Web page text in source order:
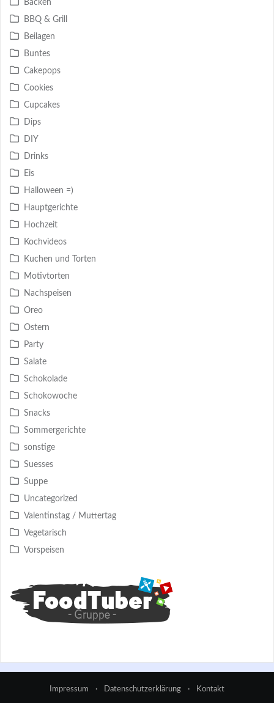
Backen
BBQ & Grill
Beilagen
Buntes
Cakepops
Cookies
Cupcakes
Dips
DIY
Drinks
Eis
Halloween =)
Hauptgerichte
Hochzeit
Kochvideos
Kuchen und Torten
Motivtorten
Nachspeisen
Oreo
Ostern
Party
Salate
Schokolade
Schokowoche
Snacks
Sommergerichte
sonstige
Suesses
Suppe
Uncategorized
Valentinstag / Muttertag
Vegetarisch
Vorspeisen
Impressum · Datenschutzerklärung · Kontakt